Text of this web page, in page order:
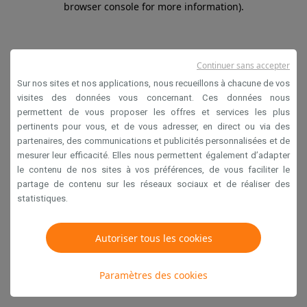
browser console for more information).
Sur nos sites et nos applications, nous recueillons à chacune de vos
visites des données vous concernant. Ces données nous
permettent de vous proposer les offres et services les plus
pertinents pour vous, et de vous adresser, en direct ou via des
partenaires, des communications et publicités personnalisées et de
mesurer leur efficacité. Elles nous permettent également d’adapter
le contenu de nos sites à vos préférences, de vous faciliter le
partage de contenu sur les réseaux sociaux et de réaliser des
statistiques.
Autoriser tous les cookies
Paramètres des cookies
Continuer sans accepter